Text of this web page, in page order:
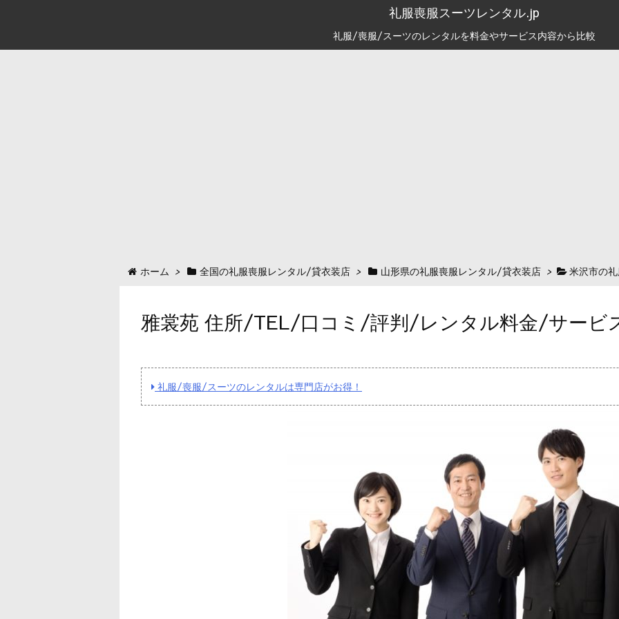
礼服喪服スーツレンタル.jp
礼服/喪服/スーツのレンタルを料金やサービス内容から比較
ホーム > 全国の礼服喪服レンタル/貸衣装店 > 山形県の礼服喪服レンタル/貸衣装店 > 米沢市の
雅裳苑 住所/TEL/口コミ/評判/レンタル料金/サービ
礼服/喪服/スーツのレンタルは専門店がお得！